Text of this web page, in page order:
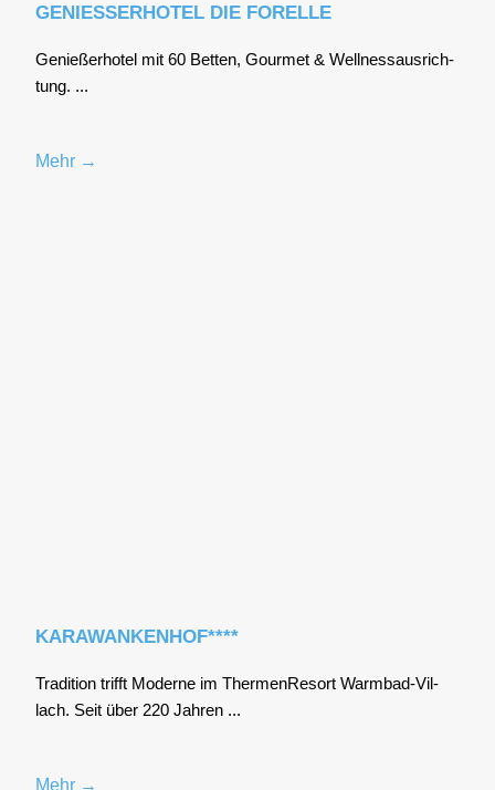
GENIESSERHOTEL DIE FORELLE
Genie­ßer­ho­tel mit 60 Bet­ten, Gour­met & Well­ness­aus­rich­
tung. ...
Mehr →
KARAWANKENHOF****
Tra­di­ti­on trifft Moder­ne im Ther­men­Re­sort Warm­bad-Vil­
lach. Seit über 220 Jah­ren ...
Mehr →